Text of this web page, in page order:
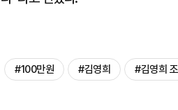
#100만원 #김영희 #김영희